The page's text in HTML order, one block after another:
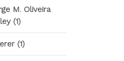
M. Oliveira
(1)
(1)